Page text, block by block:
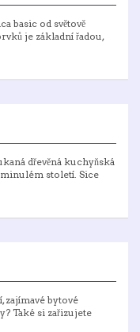
basic od světově
je základní řadou,
dřevěná kuchyňská
století. Sice
zajímavé bytové
Také si zařizujete